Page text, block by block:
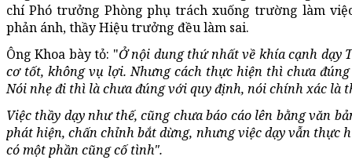
chí Phó trưởng Phòng phụ trách xuống trường làm
phản ánh, thầy Hiệu trưởng đều làm sai.
Ông Khoa bày tỏ: "Ở nội dung thứ nhất về khía cạnh dạy
cơ tốt, không vụ lợi. Nhưng cách thực hiện thì chưa
Nói nhẹ đi thì là chưa đúng với quy định, nói chính xác là
Việc thầy dạy như thế, cũng chưa báo cáo lên bằng văn
phát hiện, chấn chỉnh bắt dừng, nhưng việc dạy vẫn thực
có một phần cũng cố tình".